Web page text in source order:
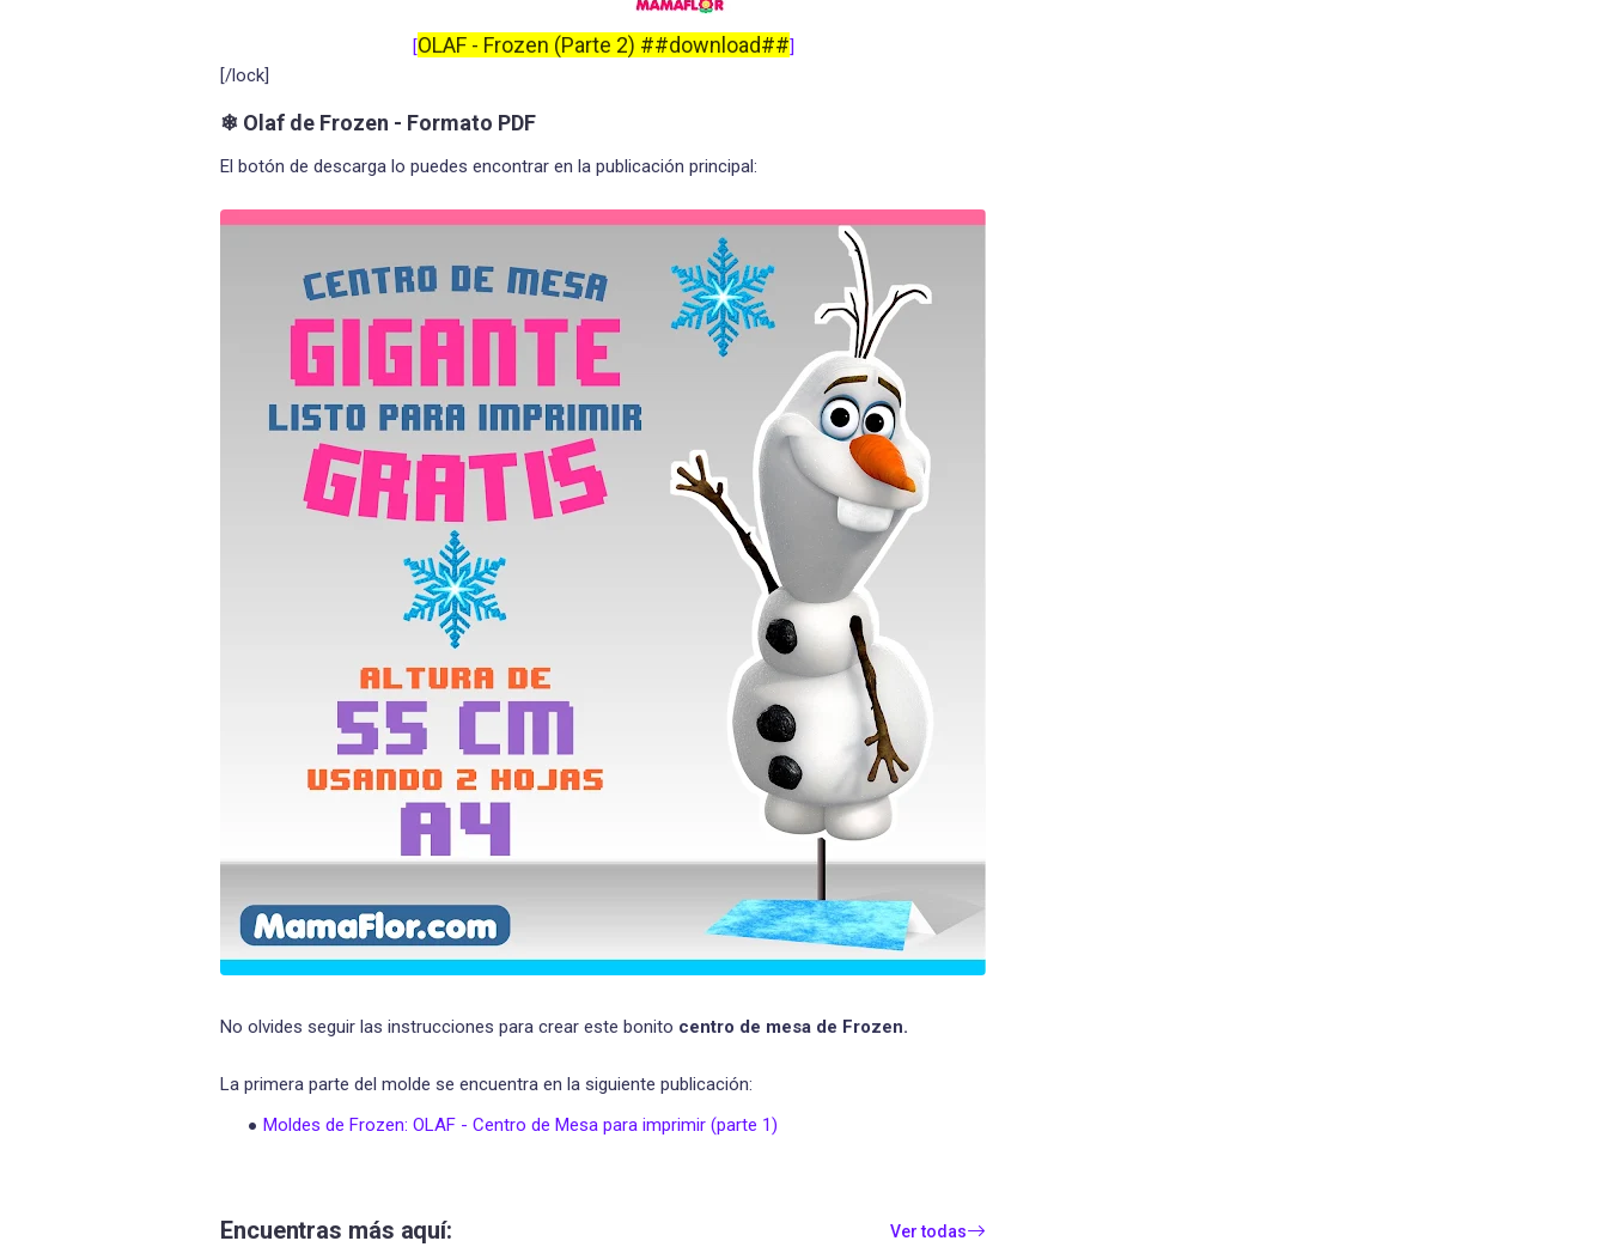
[OLAF - Frozen (Parte 2) ##download##]
[/lock]
❄ Olaf de Frozen - Formato PDF
El botón de descarga lo puedes encontrar en la publicación principal:
No olvides seguir las instrucciones para crear este bonito centro de mesa de Frozen.
La primera parte del molde se encuentra en la siguiente publicación:
Moldes de Frozen: OLAF - Centro de Mesa para imprimir (parte 1)
Encuentras más aquí: Ver todas